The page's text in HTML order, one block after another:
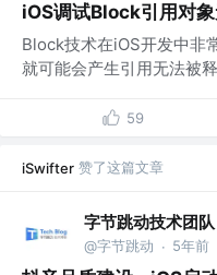
iOS调试Block引用对
Block技术在iOS开发中非
就可能会产生引用无法被
59
iSwifter 赞了这篇文章
字节跳动技术团队
@字节跳动 · 5年前